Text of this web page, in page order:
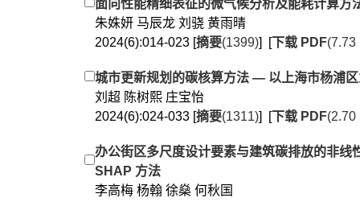
面向性能精细表征的微气候分析及能耗计算方
朱姝妍 马辰龙 刘骁 黄雨晴
2024(6):014-023 [摘要(1399)] [下载 PDF(7.73
城市更新规划的碳核算方法 — 以上海市杨浦
刘超 陈树熙 庄宝怡
2024(6):024-033 [摘要(1311)] [下载 PDF(2.70
办公街区多尺度设计要素与建筑碳排放的非
SHAP 方法
李高梅 杨翰 徐燊 何秋国